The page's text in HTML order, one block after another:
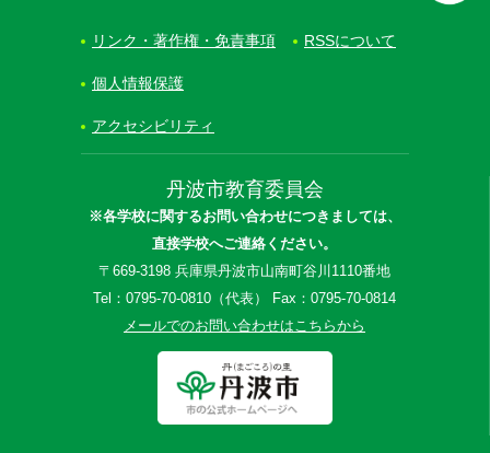
丹波市教育委員会
※各学校に関するお問い合わせにつきましては、
直接学校へご連絡ください。
〒669-3198 兵庫県丹波市山南町谷川1110番地
Tel：0795-70-0810（代表） Fax：0795-70-0814
メールでのお問い合わせはこちらから
リンク・著作権・免責事項 RSSについて
個人情報保護
アクセシビリティ